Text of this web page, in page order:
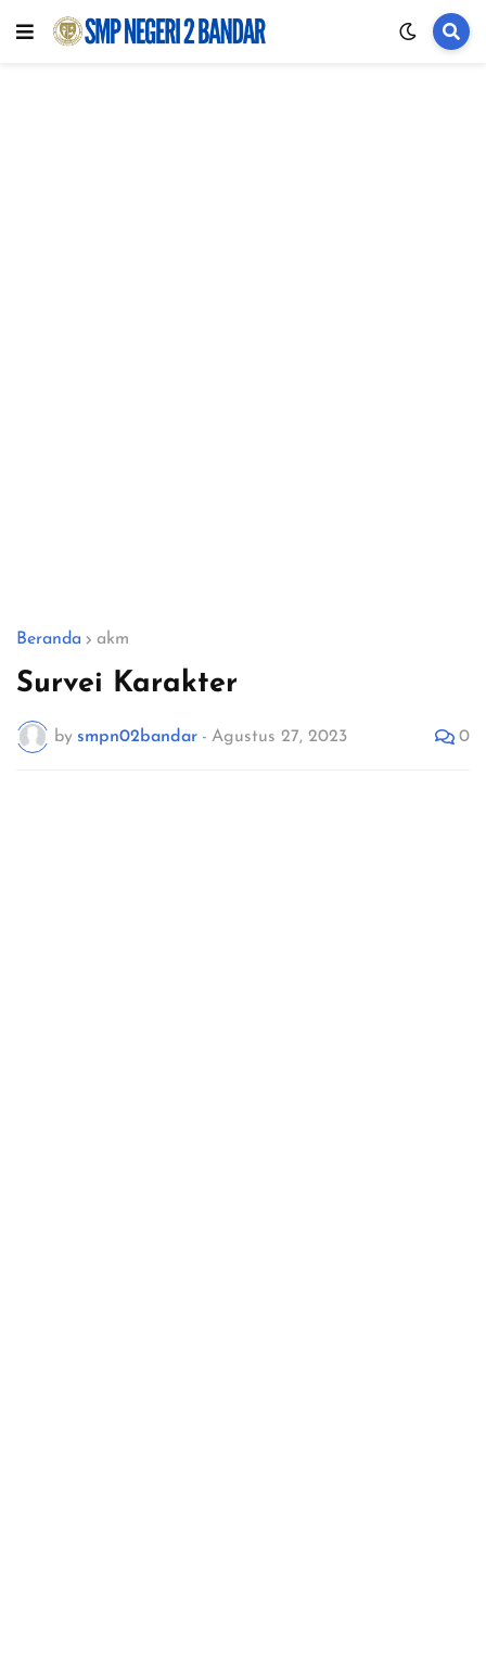
Beranda akm
Survei Karakter
by smpn02bandar - Agustus 27, 2023 0